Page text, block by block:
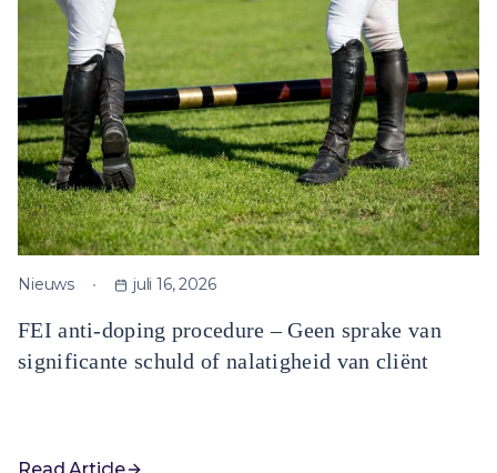
Nieuws juli 16, 2026
FEI anti-doping procedure – Geen sprake van
significante schuld of nalatigheid van cliënt